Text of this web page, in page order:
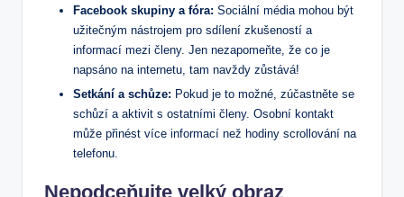
Facebook skupiny a fóra: Sociální média mohou být
užitečným nástrojem pro sdílení zkušeností a
informací mezi členy. ‍Jen nezapomeňte, že co je
napsáno⁣ na ⁤internetu, tam navždy zůstává!
Setkání a​ schůze: Pokud je‌ to možné, zúčastněte​ se
schůzí a aktivit⁤ s ostatními členy. Osobní kontakt
může ⁣přinést více informací⁢ než‌ hodiny scrollování⁣ na
telefonu.
Nepodceňujte velký obraz